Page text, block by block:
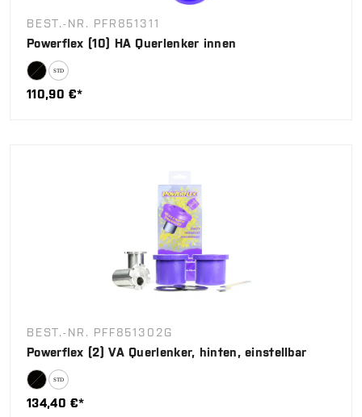
BEST.-NR. PFR851311
Powerflex (10) HA Querlenker innen
110,90 €*
BEST.-NR. PFF851302G
Powerflex (2) VA Querlenker, hinten, einstellbar
134,40 €*